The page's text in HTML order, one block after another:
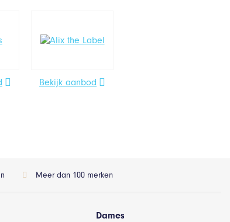
Bekijk aanbod
Meer dan 100 merken
Dames